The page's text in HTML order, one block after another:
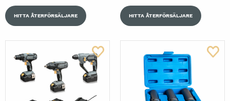
HITTA ÅTERFÖRSÄLJARE HITTA ÅTERFÖRSÄLJARE